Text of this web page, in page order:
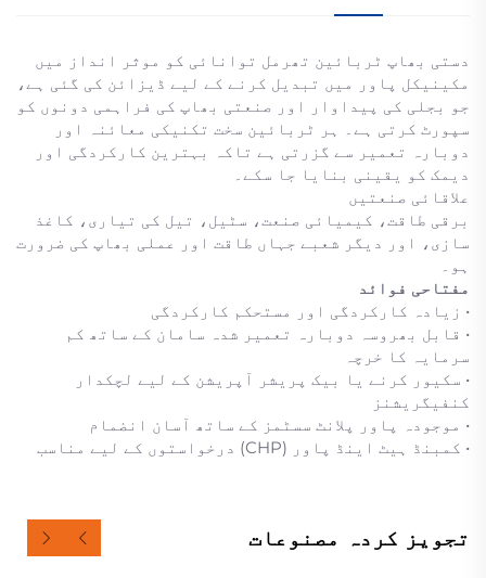
دستی بھاپ ٹربائین تھرمل توانائی کو موثر انداز میں
مکینیکل پاور میں تبدیل کرنے کے لیے ڈیزائن کی گئی ہے،
جو بجلی کی پیداوار اور صنعتی بھاپ کی فراہمی دونوں کو
سپورٹ کرتی ہے۔ ہر ٹربائین سخت تکنیکی معائنہ اور
دوبارہ تعمیر سے گزرتی ہے تاکہ بہترین کارکردگی اور
دیمک کو یقینی بنایا جا سکے۔
علاقائی صنعتیں
برقی طاقت، کیمیائی صنعت، سٹیل، تیل کی تیاری، کاغذ
سازی، اور دیگر شعبے جہاں طاقت اور عملی بھاپ کی ضرورت
ہو۔
مفتاحی فوائد
• زیادہ کارکردگی اور مستحکم کارکردگی
• قابل بھروسہ دوبارہ تعمیر شدہ سامان کے ساتھ کم
سرمایہ کا خرچہ
• سکیور کرنے یا بیک پریشر آپریشن کے لیے لچکدار
کنفیگریشنز
• موجودہ پاور پلانٹ سسٹمز کے ساتھ آسان انضمام
• کمبنڈ ہیٹ اینڈ پاور (CHP) درخواستوں کے لیے مناسب
تجویز کردہ مصنوعات